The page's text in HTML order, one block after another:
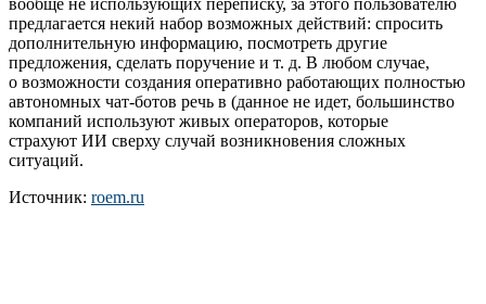
предлагается некий набор возможных действий: спросить
дополнительную информацию, посмотреть другие
предложения, сделать поручение и т. д. В любом случае,
о возможности создания оперативно работающих полностью
автономных чат-ботов речь в (данное не идет, большинство
компаний используют живых операторов, которые
страхуют ИИ сверху случай возникновения сложных
ситуаций.
Источник: roem.ru